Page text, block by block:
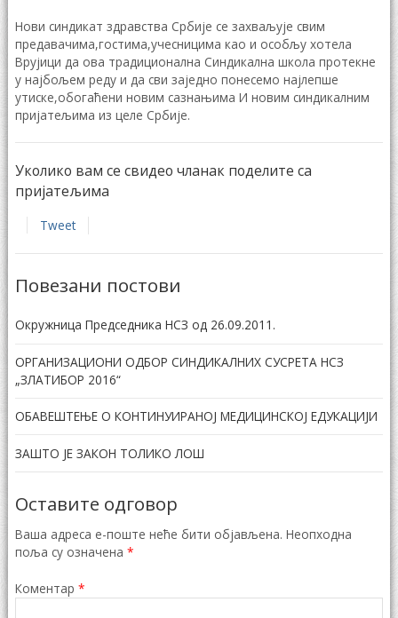
Нови синдикат здравства Србије се захваљује свим
предавачима,гостима,учесницима као и особљу хотела
Врујици да ова традиционална Синдикална школа протекне
у најбољем реду и да сви заједно понесемо најлепше
утиске,обогаћени новим сазнањима И новим синдикалним
пријатељима из целе Србије.
Уколико вам се свидео чланак поделите са
пријатељима
Tweet
Повезани постови
Окружница Председника НСЗ од 26.09.2011.
ОРГАНИЗАЦИОНИ ОДБОР СИНДИКАЛНИХ СУСРЕТА НСЗ
„ЗЛАТИБОР 2016“
ОБАВЕШТЕЊЕ О КОНТИНУИРАНОЈ МЕДИЦИНСКОЈ ЕДУКАЦИЈИ
ЗАШТО ЈЕ ЗАКОН ТОЛИКО ЛОШ
Оставите одговор
Ваша адреса е-поште неће бити објављена. Неопходна
поља су означена *
Коментар *